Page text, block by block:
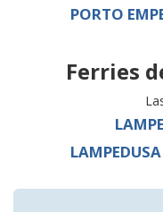
PORTO
Ferries